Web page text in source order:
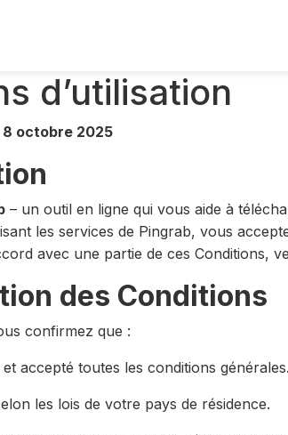
d’utilisation
8 octobre 2025
– un outil en ligne qui vous aide à
les services de Pingrab, vous
avec une partie de ces Conditions,
des Conditions
confirmez que :
accepté toutes les conditions générales.
les lois de votre pays de résidence.